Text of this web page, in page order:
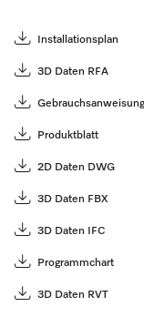
Installationsplan
3D Daten RFA
Gebrauchsanweisung
Produktblatt
2D Daten DWG
3D Daten FBX
3D Daten IFC
Programmchart
3D Daten RVT